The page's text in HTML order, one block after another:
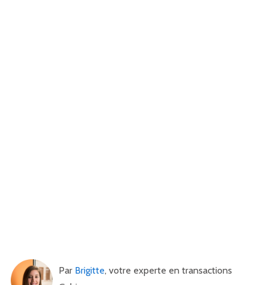
Par Brigitte, votre experte en transactions